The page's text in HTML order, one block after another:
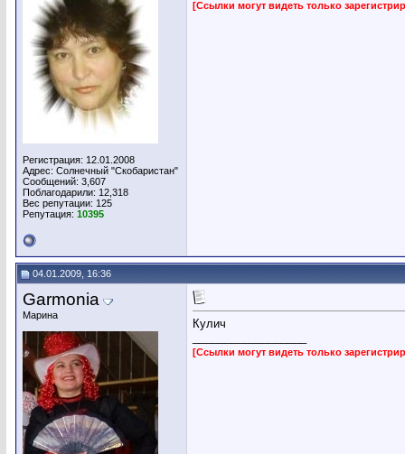
Регистрация: 12.01.2008
Адрес: Солнечный "Скобаристан"
Сообщений: 3,607
Поблагодарили: 12,318
Вес репутации: 125
Репутация: 10395
[Ссылки могут видеть только
04.01.2009, 16:36
Garmonia
Марина
Кулич
[Ссылки могут видеть только